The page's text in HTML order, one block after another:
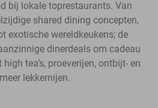
bij lokale toprestaurants. Van
shared dining concepten,
exotische wereldkeukens; de
dinerdeals om cadeau
tea’s, proeverijen, ontbijt- en
lekkernijen.